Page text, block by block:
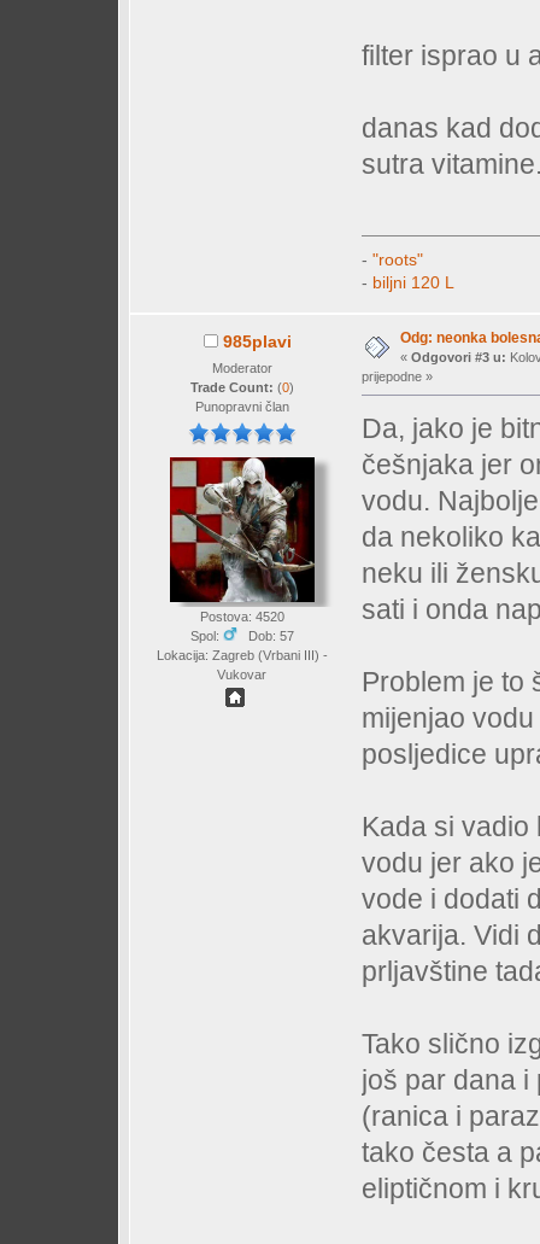
filter isprao u
danas kad
sutra
- "roots"
- biljni 120 L
985plavi
Moderator
Trade Count: (0)
Punopravni član
Postova: 4520
Spol:
Dob: 57
Lokacija: Zagreb (Vrbani III) -
Vukovar
Odg: neonka
« Odgovori #3 u:
prijepodne »
Da, jako je
češnjaka jer
vodu.
da nekoliko
neku ili
sati i onda
Problem je to
mijenjao
posljedice
Kada si vadio
vodu jer ako
vode i dodati
akvarija. Vidi
prljavštine
Tako slično
još par dana i
(ranica i
tako česta a
eliptičnom i